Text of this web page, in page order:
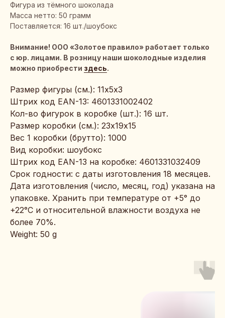
Фигура из тёмного шоколада
Масса нетто: 50 грамм
Поставляется: 16 шт./шоубокс
Внимание! ООО «Золотое правило» работает только
с юр. лицами. В розницу наши шоколодные изделия
можно приобрести здесь.
Размер фигуры (см.): 11х5х3
Штрих код EAN-13: 4601331002402
Кол-во фигурок в коробке (шт.): 16 шт.
Размер коробки (см.): 23х19х15
Вес 1 коробки (брутто): 1000
Вид коробки: шоубокс
Штрих код EAN-13 на коробке: 4601331032409
Срок годности: с даты изготовления 18 месяцев.
Дата изготовления (число, месяц, год) указана на
упаковке. Хранить при температуре от +5° до
+22°С и относительной влажности воздуха не
более 70%.
Weight: 50 g